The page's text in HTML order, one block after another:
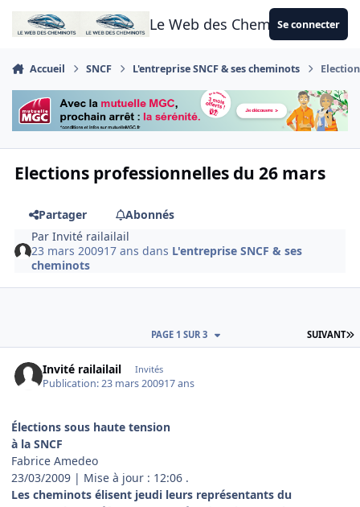
Aller au contenu
Le Web des CheminotsSe connecter
Accueil SNCF L'entreprise SNCF & ses cheminots
Elections professionnelles du 26 mars
Partager
Abonnés
ParInvité railailail
23 mars 200917 ans dans L'entreprise SNCF & ses
cheminots
SUIVANT
PAGE 1 SUR 3
Invité railailail Invités
Publication:23 mars 200917 ans
Élections sous haute tension
à la SNCF
Fabrice Amedeo
23/03/2009 | Mise à jour : 12:06 .
Les cheminots élisent jeudi leurs représentants du